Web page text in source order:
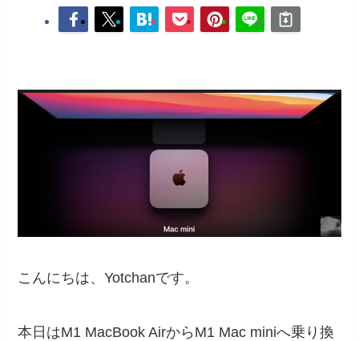
こんにちは、Yotchanです。
本日はM1 MacBook AirからM1 Mac miniへ乗り換